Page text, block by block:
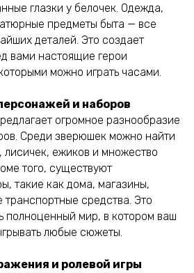
глазки у белочек. Одежда,
предметы быта — все
деталей. Это создает
вами настоящие герои
можно играть часами.
и наборов
огромное разнообразие
Среди зверюшек можно найти
лисичек, ежиков и множество
того, существуют
такие как дома, магазины,
средства. Это
полноценный мир, в котором ваш
любые сюжеты.
и ролевой игры